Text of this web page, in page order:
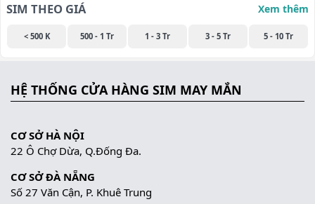
SIM THEO GIÁ Xem thêm
< 500 K 500 - 1 Tr 1 - 3 Tr 3 - 5 Tr 5 - 10 Tr
HỆ THỐNG CỬA HÀNG SIM MAY MẮN
CƠ SỞ HÀ NỘI
22 Ô Chợ Dừa, Q.Đống Đa.
CƠ SỞ ĐÀ NẴNG
Số 27 Văn Cận, P. Khuê Trung